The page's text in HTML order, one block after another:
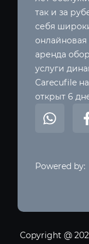
так и за
себя
онлайновая
аренда
услуги
Carecufile
открыт 6
Powered by:
Copyright @